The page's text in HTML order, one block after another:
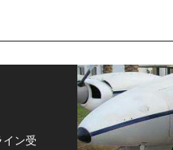
ン受